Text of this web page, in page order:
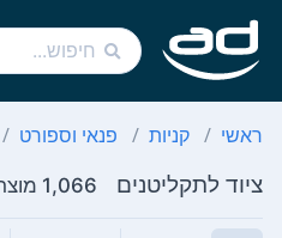
ראשי קניות פנאי וספורט
ציוד לתקליטנים 1,066 מוצרים